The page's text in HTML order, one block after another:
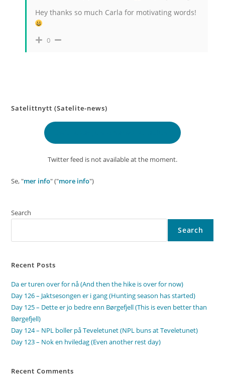
Hey thanks so much Carla for motivating words!
0
Satelittnytt (Satelite-news)
Twitter feed is not available at the moment.
Se, "mer info" ("more info")
Search
Search
Recent Posts
Da er turen over for nå (And then the hike is over for now)
Day 126 – Jaktsesongen er i gang (Hunting season has started)
Day 125 – Dette er jo bedre enn Børgefjell (This is even better than
Børgefjell)
Day 124 – NPL boller på Teveletunet (NPL buns at Teveletunet)
Day 123 – Nok en hviledag (Even another rest day)
Recent Comments